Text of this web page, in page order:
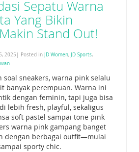
Sepatu Warna
Yang Bikin
Stand Out!
2025| Posted in JD Women, JD Sports,
soal sneakers, warna pink selalu
banyak perempuan. Warna ini
dengan feminin, tapi juga bisa
lebih fresh, playful, sekaligus
soft pastel sampai tone pink
warna pink gampang banget
dengan berbagai outfit—mulai
sporty chic.